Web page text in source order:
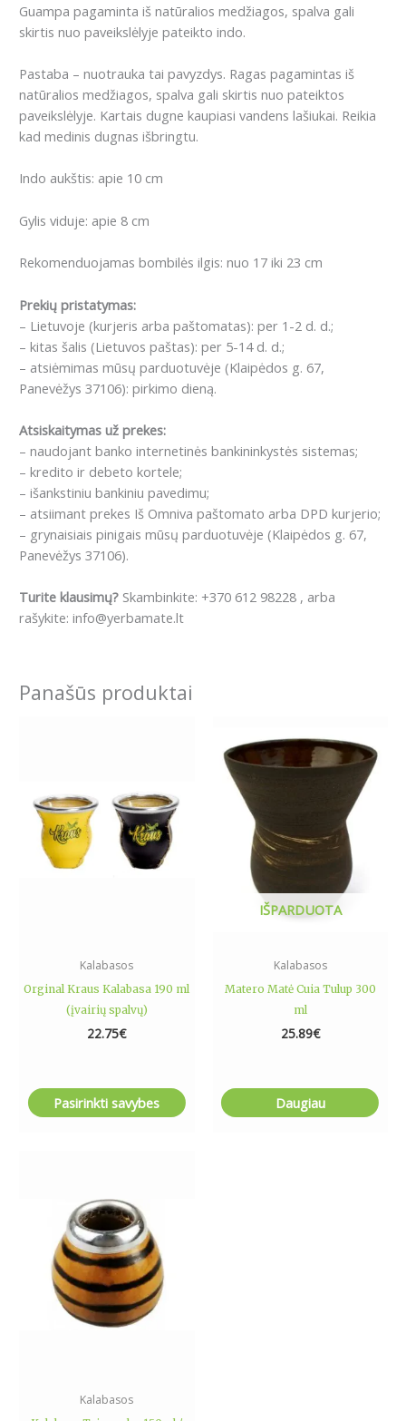
Guampa pagaminta iš natūralios medžiagos, spalva gali
skirtis nuo paveikslėlyje pateikto indo.
Pastaba – nuotrauka tai pavyzdys. Ragas pagamintas iš
natūralios medžiagos, spalva gali skirtis nuo pateiktos
paveikslėlyje. Kartais dugne kaupiasi vandens lašiukai. Reikia
kad medinis dugnas išbringtu.
Indo aukštis: apie 10 cm
Gylis viduje: apie 8 cm
Rekomenduojamas bombilės ilgis: nuo 17 iki 23 cm
Prekių pristatymas:
– Lietuvoje (kurjeris arba paštomatas): per 1-2 d. d.;
– kitas šalis (Lietuvos paštas): per 5-14 d. d.;
– atsiėmimas mūsų parduotuvėje (Klaipėdos g. 67,
Panevėžys 37106): pirkimo dieną.
Atsiskaitymas už prekes:
– naudojant banko internetinės bankininkystės sistemas;
– kredito ir debeto kortele;
– išankstiniu bankiniu pavedimu;
– atsiimant prekes Iš Omniva paštomato arba DPD kurjerio;
– grynaisiais pinigais mūsų parduotuvėje (Klaipėdos g. 67,
Panevėžys 37106).
Turite klausimų? Skambinkite: +370 612 98228 , arba
rašykite: info@yerbamate.lt
Panašūs produktai
Kalabasos
Orginal Kraus Kalabasa 190 ml
(įvairių spalvų)
22.75€
Pasirinkti savybes
variants.
The
options
may
product
page
IŠPARDUOTA
Kalabasos
Matero Matė Cuia Tulup 300
ml
25.89€
Daugiau
Kalabasos